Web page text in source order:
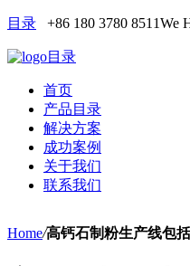
目录 +86 180 3780 8511We
目录
首页
产品目录
解决方案
成功案例
关于我们
联系我们
Home/高钙石制粉生产线包